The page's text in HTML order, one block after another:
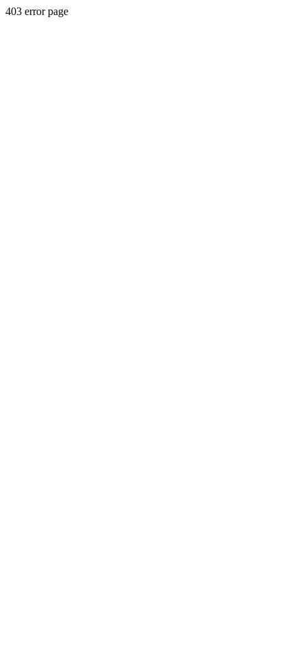
403 error page